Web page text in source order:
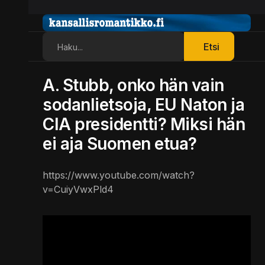
Etsi
A. Stubb, onko hän vain
sodanlietsoja, EU Naton ja
CIA presidentti? Miksi hän
ei aja Suomen etua?
https://www.youtube.com/watch?
v=CuiyVwxPld4